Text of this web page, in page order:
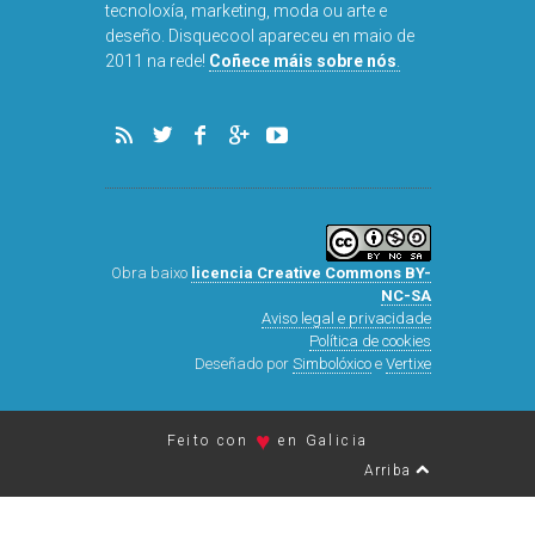
tecnoloxía, marketing, moda ou arte e
deseño. Disquecool apareceu en maio de
2011 na rede! Coñece máis sobre nós.
Obra baixo licencia Creative Commons BY-
NC-SA
Aviso legal e privacidade
Política de cookies
Deseñado por Simbolóxicoe Vertixe
Feito con ♥ en Galicia
Arriba